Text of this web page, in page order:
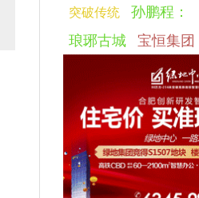
突破传统 孙鹏程：
琅琊古城 宝恒集团